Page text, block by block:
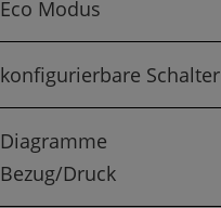
Eco Modus
konfigurierbare Schalter
Diagramme
Bezug/Druck